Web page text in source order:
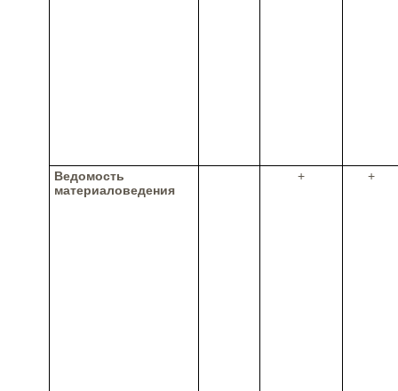
Ведомость
материаловедения
+ +